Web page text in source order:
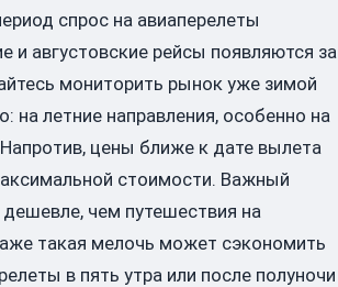
спрос на авиаперелеты
августовские рейсы появляются за
мониторить рынок уже зимой
летние направления, особенно на
цены ближе к дате вылета
стоимости. Важный
чем путешествия на
такая мелочь может сэкономить
в пять утра или после полуночи